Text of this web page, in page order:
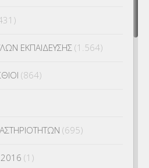
ΕΚΠΑΙΔΕΥΣΗΣ (1.564)
(864)
(695)
(1)